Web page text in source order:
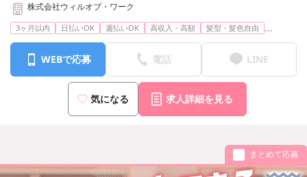
株式会社ウィルオブ・ワーク
3ヶ月以内 日払いOK 週払いOK 高収入・高額 髪型・髪色自由 ...
WEBで応募 電話 LINE
気になる 求人詳細を見る
まとめて応募